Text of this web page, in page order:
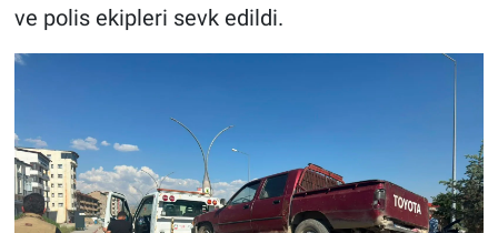
ve polis ekipleri sevk edildi.